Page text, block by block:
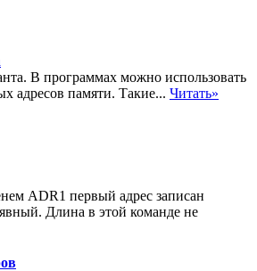
В программах можно использовать
адресов памяти. Такие... Читать»
ADR1 первый адрес записан
Длина в этой команде не